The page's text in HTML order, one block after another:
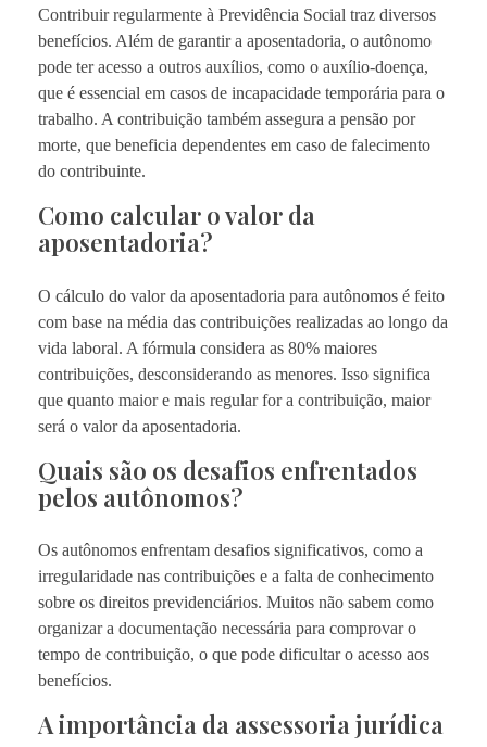
Contribuir regularmente à Previdência Social traz diversos
benefícios. Além de garantir a aposentadoria, o autônomo
pode ter acesso a outros auxílios, como o auxílio-doença,
que é essencial em casos de incapacidade temporária para o
trabalho. A contribuição também assegura a pensão por
morte, que beneficia dependentes em caso de falecimento
do contribuinte.
Como calcular o valor da
aposentadoria?
O cálculo do valor da aposentadoria para autônomos é feito
com base na média das contribuições realizadas ao longo da
vida laboral. A fórmula considera as 80% maiores
contribuições, desconsiderando as menores. Isso significa
que quanto maior e mais regular for a contribuição, maior
será o valor da aposentadoria.
Quais são os desafios enfrentados
pelos autônomos?
Os autônomos enfrentam desafios significativos, como a
irregularidade nas contribuições e a falta de conhecimento
sobre os direitos previdenciários. Muitos não sabem como
organizar a documentação necessária para comprovar o
tempo de contribuição, o que pode dificultar o acesso aos
benefícios.
A importância da assessoria jurídica